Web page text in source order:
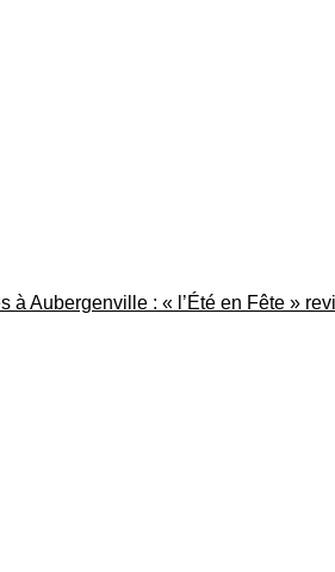
à Aubergenville : « l’Été en Fête »